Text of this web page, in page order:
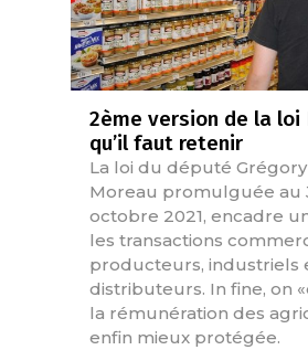
2ème version de la loi
qu’il faut retenir
La loi du député
Moreau promulguée au
octobre 2021, encadre
les transactions
producteurs, industriels
distributeurs. In fine, on
la rémunération des
enfin mieux protégée.